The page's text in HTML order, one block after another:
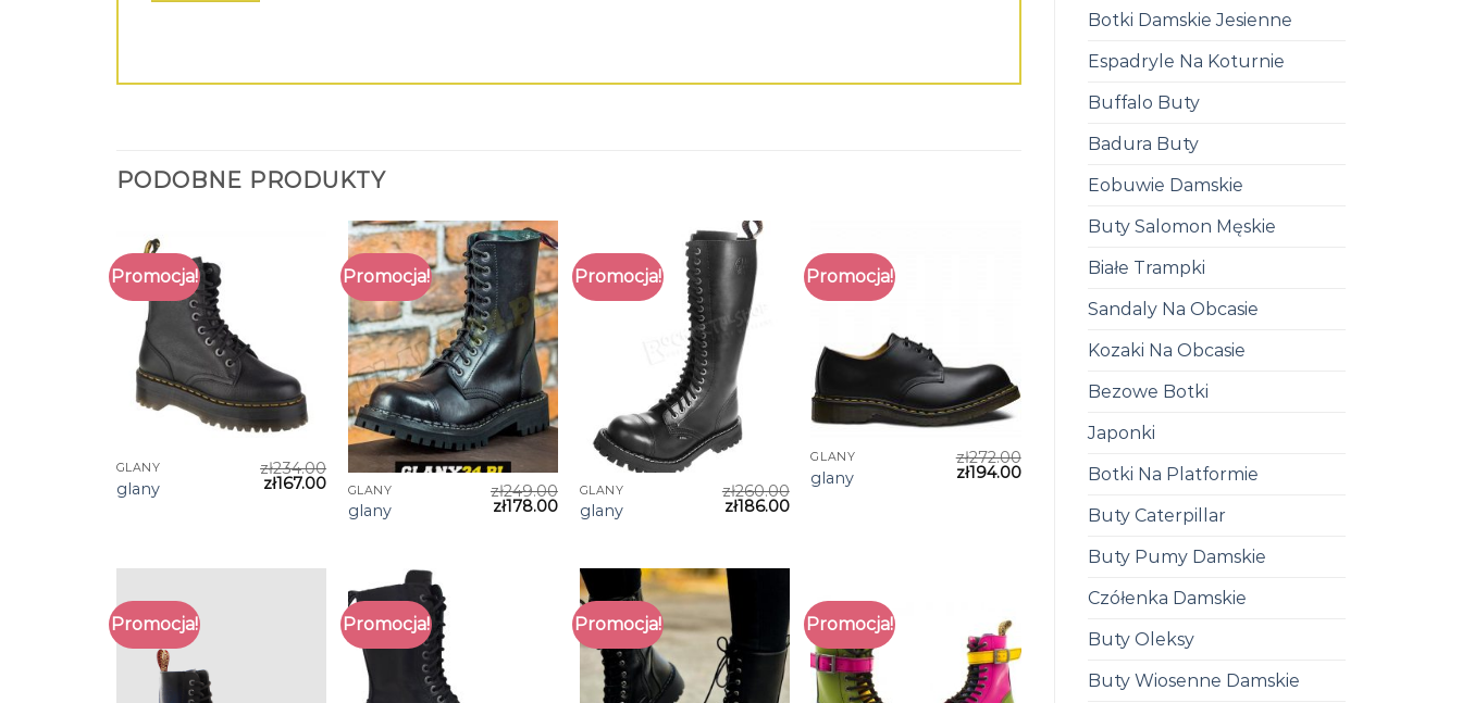
Botki Damskie Jesienne
Espadryle Na Koturnie
Buffalo Buty
Badura Buty
Eobuwie Damskie
Buty Salomon Męskie
Białe Trampki
Sandaly Na Obcasie
Kozaki Na Obcasie
Bezowe Botki
Japonki
Botki Na Platformie
Buty Caterpillar
Buty Pumy Damskie
Czółenka Damskie
Buty Oleksy
Buty Wiosenne Damskie
PODOBNE PRODUKTY
Promocja!
GLANY
glany
zł234.00
zł167.00
Promocja!
GLANY
glany
zł249.00
zł178.00
Promocja!
GLANY
glany
zł260.00
zł186.00
Promocja!
GLANY
glany
zł272.00
zł194.00
Promocja! Promocja! Promocja! Promocja!